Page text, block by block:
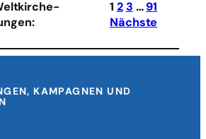
:
1 23 … 91
Nächste
KAMPAGNEN UND